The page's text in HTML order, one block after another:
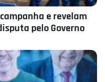
e revelam
pelo Governo